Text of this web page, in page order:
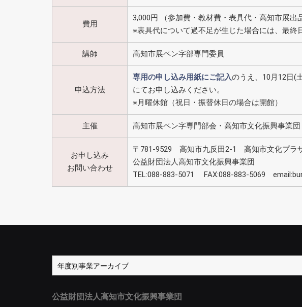
費用
3,000円 （参加費・教材費・表具代・高知市展出
※表具代について過不足が生じた場合には、最終
講師 高知市展ペン字部専門委員
申込方法
専用の申し込み用紙にご記入のうえ、10月12日(
にてお申し込みください。
※月曜休館（祝日・振替休日の場合は開館）
主催 高知市展ペン字専門部会・高知市文化振興事業団
お申し込み
お問い合わせ
〒781-9529 高知市九反田2-1 高知市文化プラ
公益財団法人高知市文化振興事業団
TEL:088-883-5071 FAX:088-883-5069
公益財団法人高知市文化振興事業団